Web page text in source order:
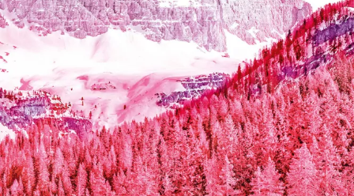
L’Île haute
Valentine Goby
28€